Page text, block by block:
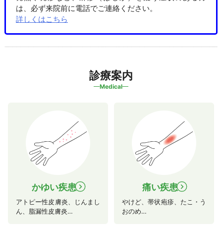
は、必ず来院前に電話でご連絡ください。
詳しくはこちら
診療案内
Medical
かゆい疾患navigate_next
アトピー性皮膚炎、じんまし
ん、脂漏性皮膚炎…
痛い疾患navigate_next
やけど、帯状疱疹、たこ・う
おのめ…